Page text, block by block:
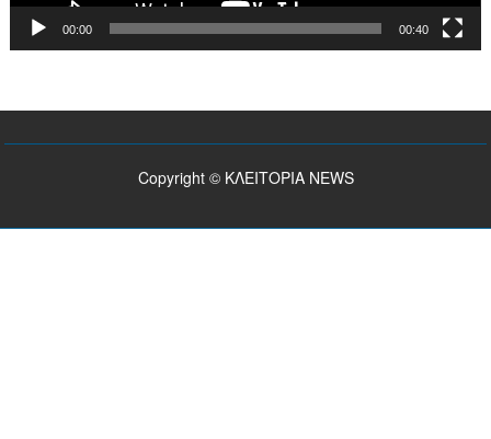
00:00 00:40
Copyright © ΚΛΕΙΤΟΡΙΑ NEWS